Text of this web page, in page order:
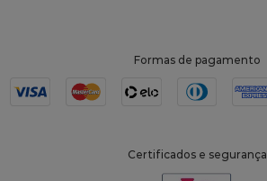
Formas de pagamento
Certificados e segurança